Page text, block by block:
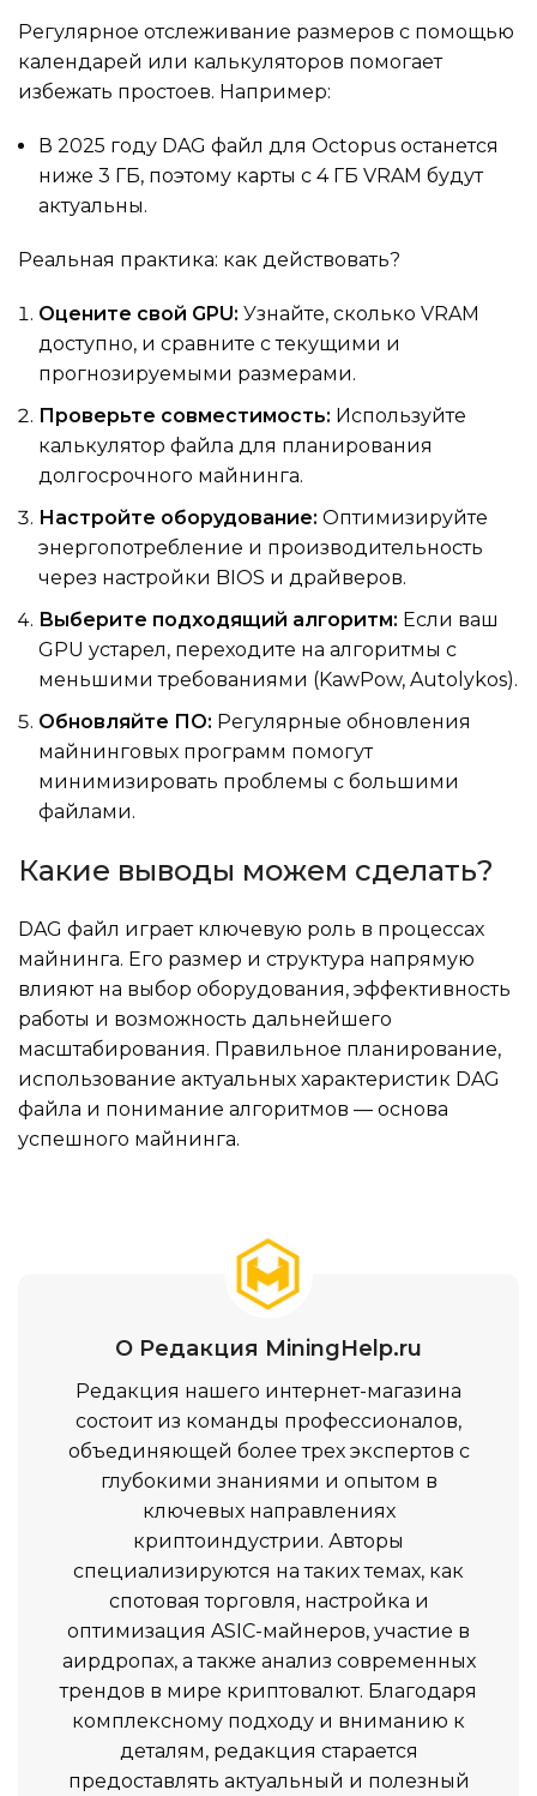
Регулярное отслеживание размеров с помощью
календарей или калькуляторов помогает
избежать простоев. Например:
В 2025 году DAG файл для Octopus останется
ниже 3 ГБ, поэтому карты с 4 ГБ VRAM будут
актуальны.
Реальная практика: как действовать?
Оцените свой GPU: Узнайте, сколько VRAM
доступно, и сравните с текущими и
прогнозируемыми размерами.
Проверьте совместимость: Используйте
калькулятор файла для планирования
долгосрочного майнинга.
Настройте оборудование: Оптимизируйте
энергопотребление и производительность
через настройки BIOS и драйверов.
Выберите подходящий алгоритм: Если ваш
GPU устарел, переходите на алгоритмы с
меньшими требованиями (KawPow, Autolykos).
Обновляйте ПО: Регулярные обновления
майнинговых программ помогут
минимизировать проблемы с большими
файлами.
Какие выводы можем сделать?
DAG файл играет ключевую роль в процессах
майнинга. Его размер и структура напрямую
влияют на выбор оборудования, эффективность
работы и возможность дальнейшего
масштабирования. Правильное планирование,
использование актуальных характеристик DAG
файла и понимание алгоритмов — основа
успешного майнинга.
О Редакция MiningHelp.ru
Редакция нашего интернет-магазина
состоит из команды профессионалов,
объединяющей более трех экспертов с
глубокими знаниями и опытом в
ключевых направлениях
криптоиндустрии. Авторы
специализируются на таких темах, как
спотовая торговля, настройка и
оптимизация ASIC-майнеров, участие в
аирдропах, а также анализ современных
трендов в мире криптовалют. Благодаря
комплексному подходу и вниманию к
деталям, редакция старается
предоставлять актуальный и полезный